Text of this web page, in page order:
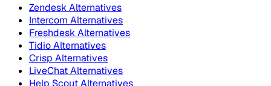
Zendesk Alternatives
Intercom Alternatives
Freshdesk Alternatives
Tidio Alternatives
Crisp Alternatives
LiveChat Alternatives
Help Scout Alternatives